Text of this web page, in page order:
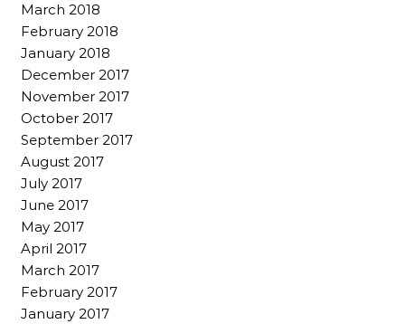
March 2018
February 2018
January 2018
December 2017
November 2017
October 2017
September 2017
August 2017
July 2017
June 2017
May 2017
April 2017
March 2017
February 2017
January 2017